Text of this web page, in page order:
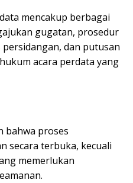
mencakup berbagai
gugatan, prosedur
dan putusan
acara perdata yang
bahwa proses
secara terbuka, kecuali
memerlukan